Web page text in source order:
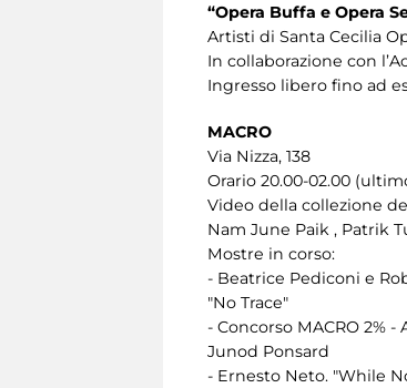
“Opera Buffa e Opera
Artisti di Santa Cecilia
In collaborazione con
Ingresso libero fino ad
MACRO
Via Nizza, 138
Orario 20.00-02.00
Video della collezione
Nam June Paik , Patrik
Mostre in corso:
- Beatrice Pediconi e
"No Trace"
- Concorso MACRO 2%
Junod Ponsard
- Ernesto Neto. "While